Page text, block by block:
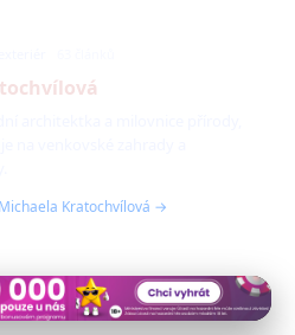
Kratochvílová →